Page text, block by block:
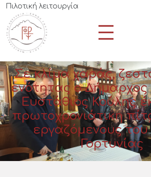
Πιλοτική λειτουργία
Σε κλίμα χαράς,
ενότητας ο Δήμαρχος
Ευστάθιος Κούλης
πρωτοχρονιάτικη
εργαζόμενους
Γορτυνίας